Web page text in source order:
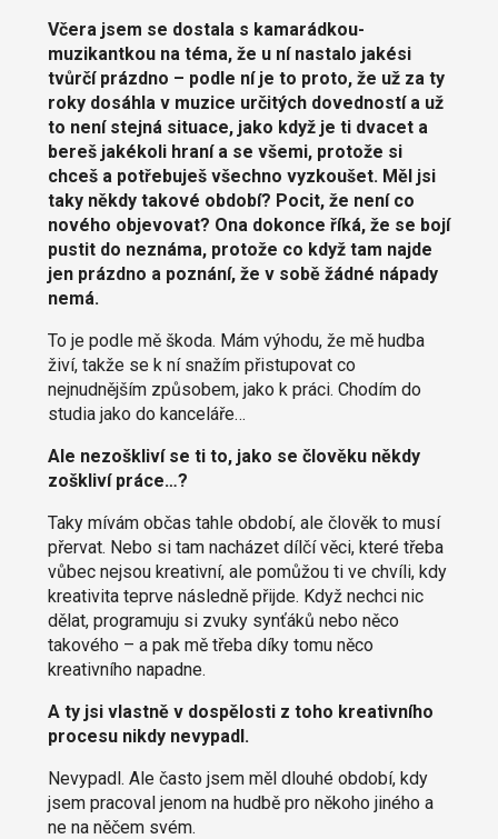
Včera jsem se dostala s kamarádkou-
muzikantkou na téma, že u ní nastalo jakési
tvůrčí prázdno – podle ní je to proto, že už za ty
roky dosáhla v muzice určitých dovedností a už
to není stejná situace, jako když je ti dvacet a
bereš jakékoli hraní a se všemi, protože si
chceš a potřebuješ všechno vyzkoušet. Měl jsi
taky někdy takové období? Pocit, že není co
nového objevovat? Ona dokonce říká, že se bojí
pustit do neznáma, protože co když tam najde
jen prázdno a poznání, že v sobě žádné nápady
nemá.
To je podle mě škoda. Mám výhodu, že mě hudba
živí, takže se k ní snažím přistupovat co
nejnudnějším způsobem, jako k práci. Chodím do
studia jako do kanceláře…
Ale nezoškliví se ti to, jako se člověku někdy
zoškliví práce…?
Taky mívám občas tahle období, ale člověk to musí
přervat. Nebo si tam nacházet dílčí věci, které třeba
vůbec nejsou kreativní, ale pomůžou ti ve chvíli, kdy
kreativita teprve následně přijde. Když nechci nic
dělat, programuju si zvuky synťáků nebo něco
takového – a pak mě třeba díky tomu něco
kreativního napadne.
A ty jsi vlastně v dospělosti z toho kreativního
procesu nikdy nevypadl.
Nevypadl. Ale často jsem měl dlouhé období, kdy
jsem pracoval jenom na hudbě pro někoho jiného a
ne na něčem svém.